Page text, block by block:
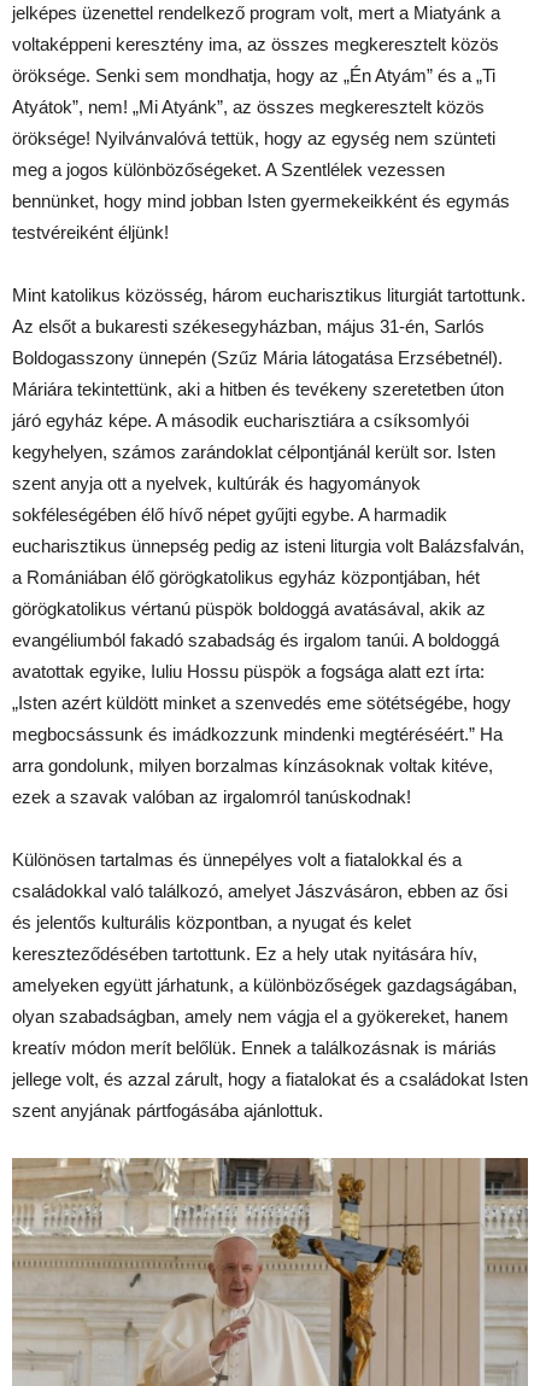
jelképes üzenettel rendelkező program volt, mert a Miatyánk a
voltaképpeni keresztény ima, az összes megkeresztelt közös
öröksége. Senki sem mondhatja, hogy az „Én Atyám” és a „Ti
Atyátok”, nem! „Mi Atyánk”, az összes megkeresztelt közös
öröksége! Nyilvánvalóvá tettük, hogy az egység nem szünteti
meg a jogos különbözőségeket. A Szentlélek vezessen
bennünket, hogy mind jobban Isten gyermekeikként és egymás
testvéreiként éljünk!
Mint katolikus közösség, három eucharisztikus liturgiát tartottunk.
Az elsőt a bukaresti székesegyházban, május 31-én, Sarlós
Boldogasszony ünnepén (Szűz Mária látogatása Erzsébetnél).
Máriára tekintettünk, aki a hitben és tevékeny szeretetben úton
járó egyház képe. A második eucharisztiára a csíksomlyói
kegyhelyen, számos zarándoklat célpontjánál került sor. Isten
szent anyja ott a nyelvek, kultúrák és hagyományok
sokféleségében élő hívő népet gyűjti egybe. A harmadik
eucharisztikus ünnepség pedig az isteni liturgia volt Balázsfalván,
a Romániában élő görögkatolikus egyház központjában, hét
görögkatolikus vértanú püspök boldoggá avatásával, akik az
evangéliumból fakadó szabadság és irgalom tanúi. A boldoggá
avatottak egyike, Iuliu Hossu püspök a fogsága alatt ezt írta:
„Isten azért küldött minket a szenvedés eme sötétségébe, hogy
megbocsássunk és imádkozzunk mindenki megtéréséért.” Ha
arra gondolunk, milyen borzalmas kínzásoknak voltak kitéve,
ezek a szavak valóban az irgalomról tanúskodnak!
Különösen tartalmas és ünnepélyes volt a fiatalokkal és a
családokkal való találkozó, amelyet Jászvásáron, ebben az ősi
és jelentős kulturális központban, a nyugat és kelet
kereszteződésében tartottunk. Ez a hely utak nyitására hív,
amelyeken együtt járhatunk, a különbözőségek gazdagságában,
olyan szabadságban, amely nem vágja el a gyökereket, hanem
kreatív módon merít belőlük. Ennek a találkozásnak is máriás
jellege volt, és azzal zárult, hogy a fiatalokat és a családokat Isten
szent anyjának pártfogásába ajánlottuk.